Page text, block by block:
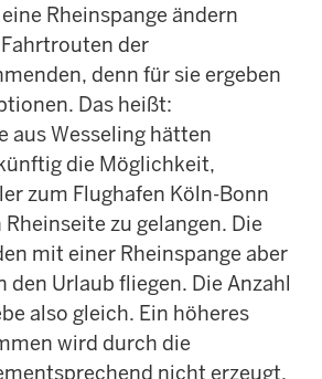
Rheinspange ändern
der
denn für sie ergeben
Das heißt:
aus Wesseling hätten
die Möglichkeit,
zum Flughafen Köln-Bonn
zu gelangen. Die
mit einer Rheinspange aber
den Urlaub fliegen. Die Anzahl
also gleich. Ein höheres
wird durch die
nicht erzeugt.